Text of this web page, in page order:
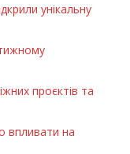
унікальну
проєктів та
впливати на